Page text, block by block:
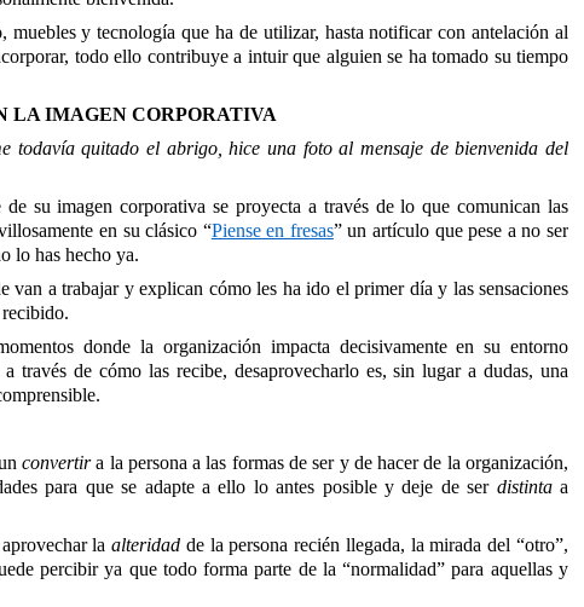
muebles y tecnología que ha de utilizar, hasta notificar con antelación al
todo ello contribuye a intuir que alguien se ha tomado su tiempo
LA IMAGEN CORPORATIVA
todavía quitado el abrigo, hice una foto al mensaje de bienvenida del
su imagen corporativa se proyecta a través de lo que comunican las
en su clásico “Piense en fresas” un artículo que pese a no ser
lo has hecho ya.
van a trabajar y explican cómo les ha ido el primer día y las sensaciones
donde la organización impacta decisivamente en su entorno
través de cómo las recibe, desaprovecharlo es, sin lugar a dudas, una
convertira la persona a las formas de ser y de hacer de la organización,
para que se adapte a ello lo antes posible y deje de ser distintaa
aprovechar laalteridad de la persona recién llegada, la mirada del “otro”,
percibir ya que todo forma parte de la “normalidad” para aquellas y